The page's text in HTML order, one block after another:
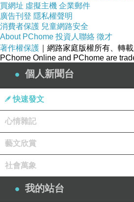
買網址 虛擬主機 企業郵件
廣告刊登 隱私權聲明
消費者保護 兒童網路安全
About PChome 投資人聯絡 徵才
著作權保護 ｜網路家庭版權所有、轉
PChome Online and PChome are
個人新聞台
快速發文
心情雜記
藝文欣賞
社會萬象
我的站台